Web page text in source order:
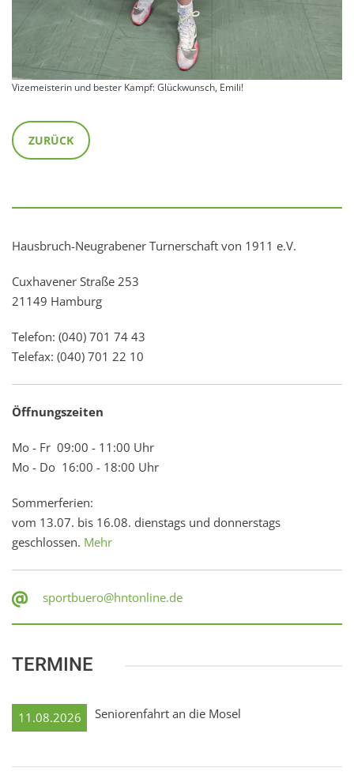
Vizemeisterin und bester Kampf: Glückwunsch, Emili!
ZURÜCK
Hausbruch-Neugrabener Turnerschaft von 1911 e.V.
Cuxhavener Straße 253
21149 Hamburg
Telefon: (040) 701 74 43
Telefax: (040) 701 22 10
Öffnungszeiten
Mo - Fr 09:00 - 11:00 Uhr
Mo - Do 16:00 - 18:00 Uhr
Sommerferien:
vom 13.07. bis 16.08. dienstags und donnerstags
geschlossen. Mehr
sportbuero@hntonline.de
TERMINE
11.08.2026 Seniorenfahrt an die Mosel